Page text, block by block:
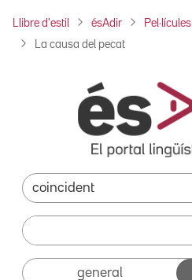
Llibre d'estil ésAdir Pel·lícules
La causa del pecat
general